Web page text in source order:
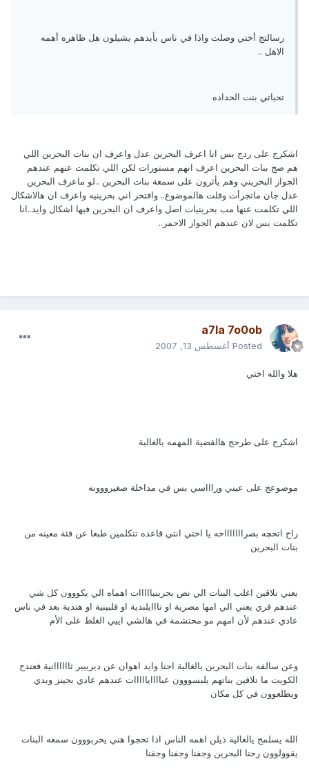
رسالتج أختي وصلت واذا في ناس بأيدهم يشيلون هل ظاهره أهمه
الاهل ..
تحياتي بنت الحداده
اشكرج على ردج بس انا اعرف البحرين عدل واعرف ان بنات البحرين اللي
هم صج بنات البحرين اعرف انهم مستورات لكن اللي تكلمت عنهم عندهم
الجواز البحريني وهم يأثرون على سمعة بنات البحرين ..لو ماعرف البحرين
عدل جان ماتجرأت وقلت هالموضوع.. وافتخر اني بحرينيه واعرف ان هالاشكال
اللي تكلمت عنها مب بحرينيات اصل واعرف ان البحرين فيها اشكال وايد..انا
تكلمت بس لان عندهم الجواز الاحمر..
a7la ‎7o0ob
Posted أغسطس 13, 2007
هلا والله اختي
اشكرج على طرحج هالقضية المهمه يالغالية
موضوعج على عيني وراااسي بس في مداخلة صغيرووونه
راح اتحچه بصراااااااحه يا اختي انتي قاعده تتكلمين طبعا عن فئة معينه من
بنات البحرين
يعني تلاقين اغلب البنات الي نص بحرينيااااات اهماه الي يكووون كل شي
عندهم فري يعني الي امها مصرية او تااايلندية او فلبينية او هندية بعد في ناس
عادي عندهم لأن امهم مو محتشمة في هالشي اييي الغلط على الأم
وعن سالفه بنات البحرين يالغالية احنا وايد اهوان عن ديرييير ثاااااانية فعندج
الكويت ما تلاقين بناتهم يلبسووون عباااايااااات عندهم عادي بجينز وبدي
ويطلعوون في كل مكان
الله يسلمج يالغالية ذيلن اهمه الناس اذا تحجوا هني يخربووون سمعه البنات
يقوولوون رحنا البحرين وجفنا وجفنا وجفنا